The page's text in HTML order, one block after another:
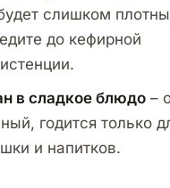
слишком
до кефирной
в сладкое блюдо –
годится только
и напитков.